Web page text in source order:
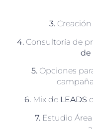
3.
4. Consultoría de
de
5. Opciones
6. Mix de LEADS
7. Estudio